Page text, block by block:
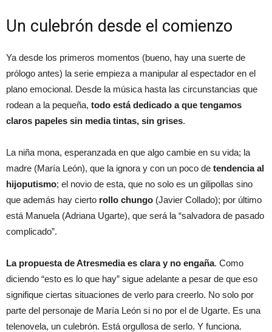
Un culebrón desde el comienzo
Ya desde los primeros momentos (bueno, hay una suerte de
prólogo antes) la serie empieza a manipular al espectador en el
plano emocional. Desde la música hasta las circunstancias que
rodean a la pequeña, todo está dedicado a que tengamos
claros papeles sin media tintas, sin grises.
La niña mona, esperanzada en que algo cambie en su vida; la
madre (María León), que la ignora y con un poco de tendencia al
hijoputismo; el novio de esta, que no solo es un gilipollas sino
que además hay cierto rollo chungo (Javier Collado); por último
está Manuela (Adriana Ugarte), que será la “salvadora de pasado
complicado”.
La propuesta de Atresmedia es clara y no engaña. Como
diciendo “esto es lo que hay” sigue adelante a pesar de que eso
signifique ciertas situaciones de verlo para creerlo. No solo por
parte del personaje de María León si no por el de Ugarte. Es una
telenovela, un culebrón. Está orgullosa de serlo. Y funciona.